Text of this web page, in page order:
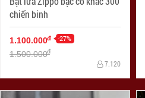
chiến binh
1.100.000đ -27%
1.500.000đ
7.120